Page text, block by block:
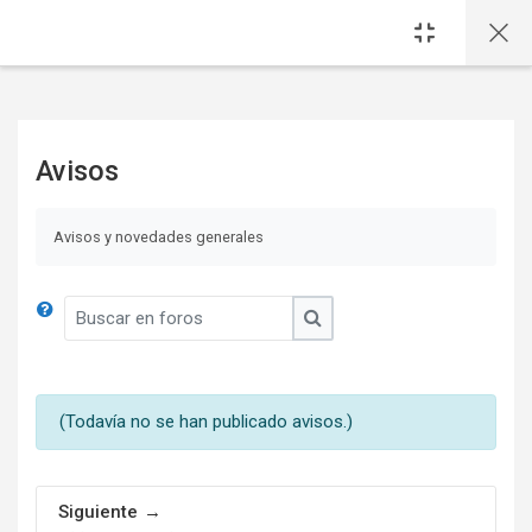
Avisos
Avisos y novedades generales
Buscar en foros
Buscar en foros
(Todavía no se han publicado avisos.)
Siguiente